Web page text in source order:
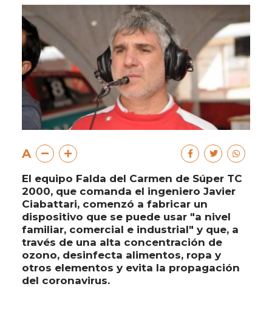
A
El equipo Falda del Carmen de Súper TC
2000, que comanda el ingeniero Javier
Ciabattari, comenzó a fabricar un
dispositivo que se puede usar "a nivel
familiar, comercial e industrial" y que, a
través de una alta concentración de
ozono, desinfecta alimentos, ropa y
otros elementos y evita la propagación
del coronavirus.